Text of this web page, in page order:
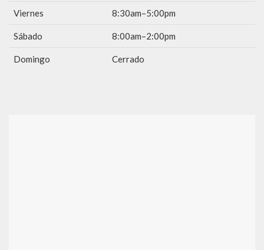
Viernes 8:30am–5:00pm
Sábado 8:00am–2:00pm
Domingo Cerrado